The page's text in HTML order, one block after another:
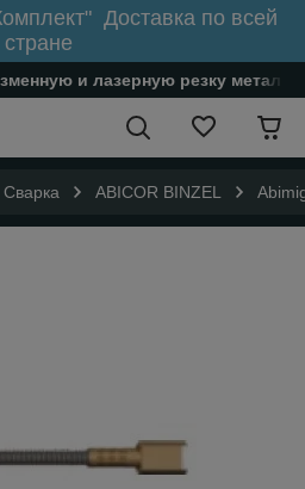
Доставка по всей
стране
и лазерную резку
Сварка ABICOR BINZEL